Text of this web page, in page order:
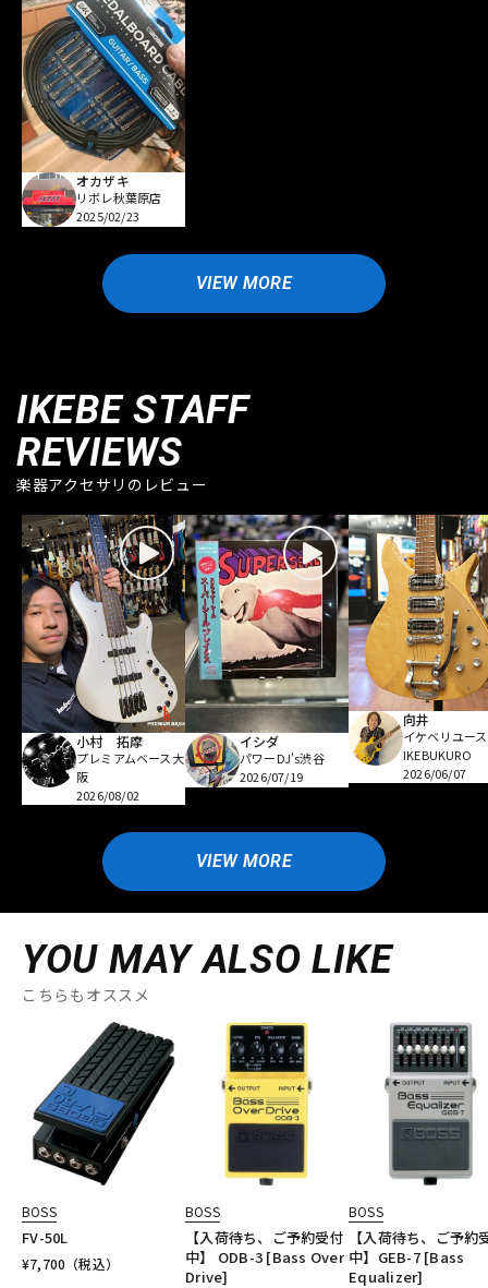
オカザキ
リボレ秋葉原店
2025/02/23
VIEW MORE
IKEBE STAFF
REVIEWS
楽器アクセサリのレビュー
小村 拓摩
プレミアムベース大
阪
2026/08/02
イシダ
パワーDJ's渋谷
2026/07/19
向井
イケベリユース
IKEBUKURO
2026/06/07
VIEW MORE
YOU MAY ALSO LIKE
こちらもオススメ
BOSS
FV-50L
¥7,700 （税込）
BOSS
【入荷待ち、ご予約受付
中】 ODB-3 [Bass Over
Drive]
BOSS
【入荷待ち、ご予約
中】GEB-7 [Bass
Equalizer]